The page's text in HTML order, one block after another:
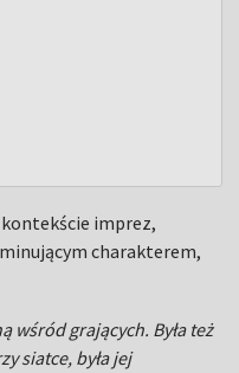
kontekście imprez,
charakterem,
wśród grających. Była też
siatce, była jej